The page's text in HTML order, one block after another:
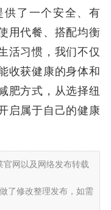
供了一个安全、有
用代餐、搭配均衡
活习惯，我们不仅
收获健康的身体和
肥方式，从选择纽
启属于自己的健康
官网以及网络发布转载
做了修改整理发布，如需